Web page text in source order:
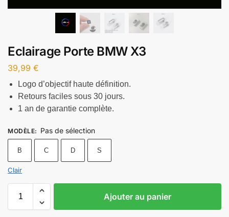
Eclairage Porte BMW X3
39,99 €
Logo d’objectif haute définition.
Retours faciles sous 30 jours.
1 an de garantie complète.
MODÈLE: Pas de sélection
B C D S
Clair
Ajouter au panier